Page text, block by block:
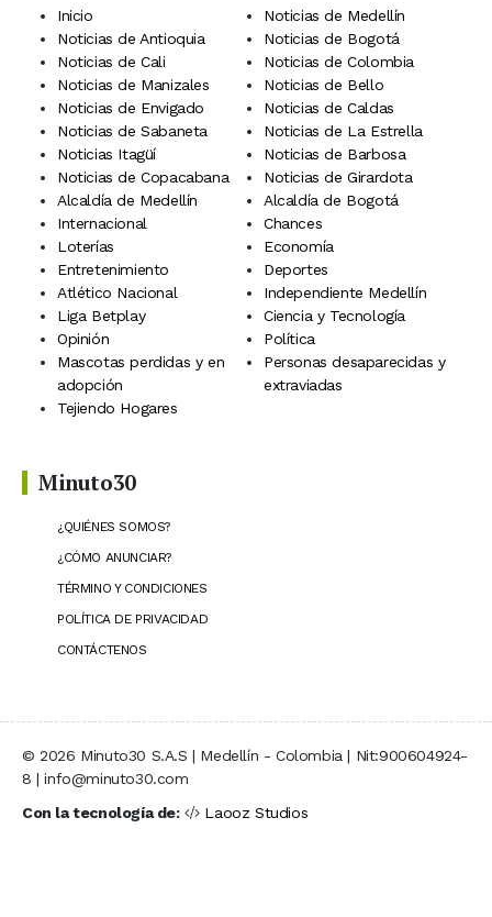
Inicio
Noticias de Medellín
Noticias de Antioquia
Noticias de Bogotá
Noticias de Cali
Noticias de Colombia
Noticias de Manizales
Noticias de Bello
Noticias de Envigado
Noticias de Caldas
Noticias de Sabaneta
Noticias de La Estrella
Noticias Itagüí
Noticias de Barbosa
Noticias de Copacabana
Noticias de Girardota
Alcaldía de Medellín
Alcaldía de Bogotá
Internacional
Chances
Loterías
Economía
Entretenimiento
Deportes
Atlético Nacional
Independiente Medellín
Liga Betplay
Ciencia y Tecnología
Opinión
Política
Mascotas perdidas y en
adopción
Personas desaparecidas y
extraviadas
Tejiendo Hogares
Minuto30
¿QUIÉNES SOMOS?
¿CÓMO ANUNCIAR?
TÉRMINO Y CONDICIONES
POLÍTICA DE PRIVACIDAD
CONTÁCTENOS
© 2026 Minuto30 S.A.S | Medellín - Colombia | Nit:900604924-
8 | info@minuto30.com
Con la tecnología de:
Laooz Studios